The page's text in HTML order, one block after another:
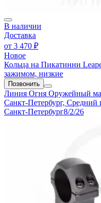
В наличии
Доставка
от 3 470 ₽
Новое
Кольца на Пикатинни
зажимом, низкие
Позвонить
Линия Огня Оружейный
Санкт-Петербург,
Санкт-Петербург8/2/26